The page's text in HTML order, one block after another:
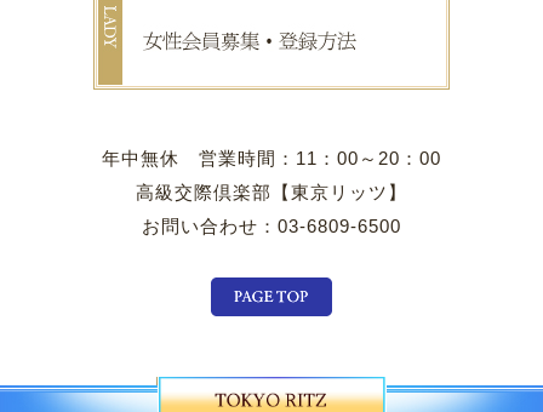
年中無休 営業時間：11：00～20：00
高級交際倶楽部【東京リッツ】
お問い合わせ：03-6809-6500